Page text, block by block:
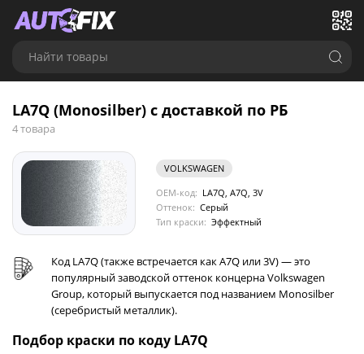
Найти товары
LA7Q (Monosilber) с доставкой по РБ
4 товара
VOLKSWAGEN
OEM-код: LA7Q, A7Q, 3V
Оттенок: Серый
Тип краски: Эффектный
Код LA7Q (также встречается как A7Q или 3V) — это
популярный заводской оттенок концерна Volkswagen
Group, который выпускается под названием Monosilber
(серебристый металлик).
Подбор краски по коду LA7Q